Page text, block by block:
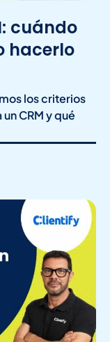
cuándo
hacerlo
los criterios
CRM y qué